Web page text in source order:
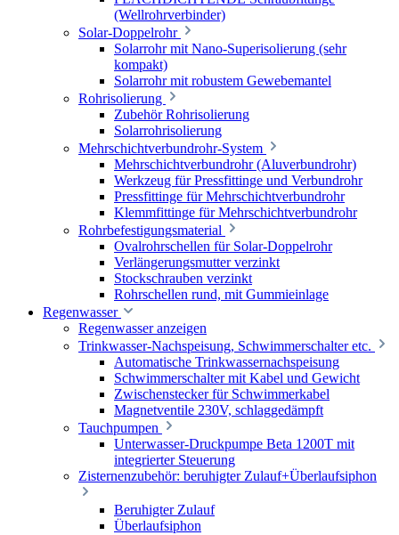
(Wellrohrverbinder)
Solar-Doppelrohr
Solarrohr mit Nano-Superisolierung (sehr
kompakt)
Solarrohr mit robustem Gewebemantel
Rohrisolierung
Zubehör Rohrisolierung
Solarrohrisolierung
Mehrschichtverbundrohr-System
Mehrschichtverbundrohr (Aluverbundrohr)
Werkzeug für Pressfittinge und Verbundrohr
Pressfittinge für Mehrschichtverbundrohr
Klemmfittinge für Mehrschichtverbundrohr
Rohrbefestigungsmaterial
Ovalrohrschellen für Solar-Doppelrohr
Verlängerungsmutter verzinkt
Stockschrauben verzinkt
Rohrschellen rund, mit Gummieinlage
Regenwasser
Regenwasser anzeigen
Trinkwasser-Nachspeisung, Schwimmerschalter etc.
Automatische Trinkwassernachspeisung
Schwimmerschalter mit Kabel und Gewicht
Zwischenstecker für Schwimmerkabel
Magnetventile 230V, schlaggedämpft
Tauchpumpen
Unterwasser-Druckpumpe Beta 1200T mit
integrierter Steuerung
Zisternenzubehör: beruhigter Zulauf+Überlaufsiphon
Beruhigter Zulauf
Überlaufsiphon